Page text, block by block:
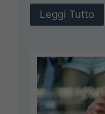
Leggi Tutto